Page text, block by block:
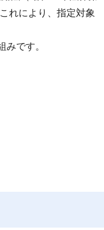
れにより、指定対象
です。